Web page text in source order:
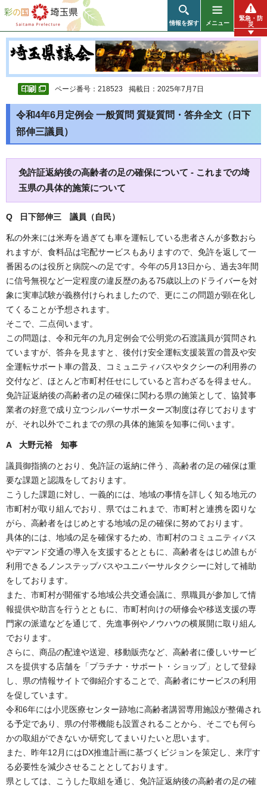
彩の国 埼玉県
情報を探す メニュー
緊急・防
災
ページ番号：218523 掲載日：2025年7月7日
令和4年6月定例会 一般質問 質疑質問・答弁全文（日下
部伸三議員）
免許証返納後の高齢者の足の確保について - これまでの埼
玉県の具体的施策について
Q 日下部伸三 議員（自民）
私の外来には米寿を過ぎても車を運転している患者さんが多数おら
れますが、食料品は宅配サービスもありますので、免許を返して一
番困るのは役所と病院への足です。今年の5月13日から、過去3年間
に信号無視など一定程度の違反歴のある75歳以上のドライバーを対
象に実車試験が義務付けられましたので、更にこの問題が顕在化し
てくることが予想されます。
そこで、二点伺います。
この問題は、令和元年の九月定例会で公明党の石渡議員が質問され
ていますが、答弁を見ますと、後付け安全運転支援装置の普及や安
全運転サポート車の普及、コミュニティバスやタクシーの利用券の
交付など、ほとんど市町村任せにしていると言わざるを得ません。
免許証返納後の高齢者の足の確保に関わる県の施策として、協賛事
業者の好意で成り立つシルバーサポーターズ制度は存じております
が、それ以外でこれまでの県の具体的施策を知事に伺います。
A 大野元裕 知事
議員御指摘のとおり、免許証の返納に伴う、高齢者の足の確保は重
要な課題と認識をしております。
こうした課題に対し、一義的には、地域の事情を詳しく知る地元の
市町村が取り組んでおり、県ではこれまで、市町村と連携を図りな
がら、高齢者をはじめとする地域の足の確保に努めております。
具体的には、地域の足を確保するため、市町村のコミュニティバス
やデマンド交通の導入を支援するとともに、高齢者をはじめ誰もが
利用できるノンステップバスやユニバーサルタクシーに対して補助
をしております。
また、市町村が開催する地域公共交通会議に、県職員が参加して情
報提供や助言を行うとともに、市町村向けの研修会や移送支援の専
門家の派遣などを通じて、先進事例やノウハウの横展開に取り組ん
でおります。
さらに、商品の配達や送迎、移動販売など、高齢者に優しいサービ
スを提供する店舗を「プラチナ・サポート・ショップ」として登録
し、県の情報サイトで御紹介することで、高齢者にサービスの利用
を促しています。
令和6年には小児医療センター跡地に高齢者講習専用施設が整備され
る予定であり、県の付帯機能も設置されることから、そこでも何ら
かの取組ができないか研究してまいりたいと思います。
また、昨年12月にはDX推進計画に基づくビジョンを策定し、来庁す
る必要性を減少させることとしております。
県としては、こうした取組を通じ、免許証返納後の高齢者の足の確